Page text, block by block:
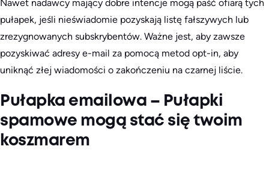
Nawet nadawcy mający dobre intencje mogą paść ofiarą tych
pułapek, jeśli nieświadomie pozyskają listę fałszywych lub
zrezygnowanych subskrybentów. Ważne jest, aby zawsze
pozyskiwać adresy e-mail za pomocą metod opt-in, aby
uniknąć złej wiadomości o zakończeniu na czarnej liście.
Pułapka emailowa – Pułapki
spamowe mogą stać się twoim
koszmarem